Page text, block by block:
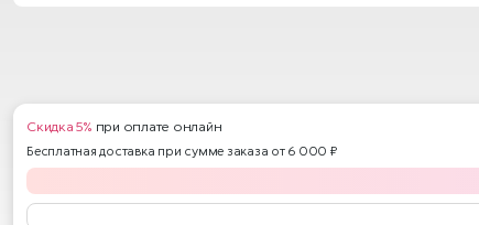
Скидка 5% при оплате онлайн
Бесплатная доставка при сумме заказа от 6 000 ₽